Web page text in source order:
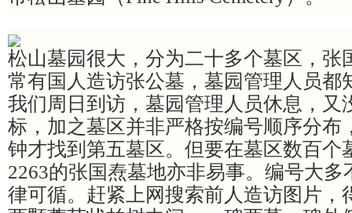
松山墓园很大，分为二十多个墓区，张
常有国人造访张公墓，墓园管理人员都
我们周日到访，墓园管理人员休息，又
标，加之墓区并非严格按编号顺序分布
钟才找到第五墓区。但要在墓区数百个
2263的张国焘墓地亦非易事。编号大
律可循。赶紧上网搜索前人造访图片，